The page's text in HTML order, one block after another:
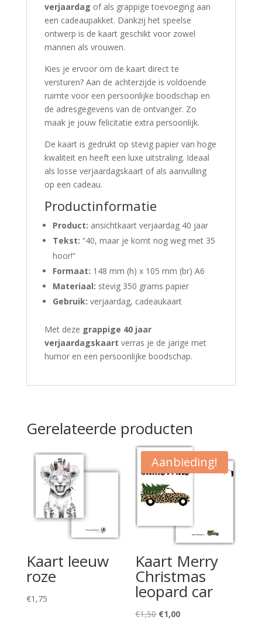
verjaardag of als grappige toevoeging aan
een cadeaupakket. Dankzij het speelse
ontwerp is de kaart geschikt voor zowel
mannen als vrouwen.
Kies je ervoor om de kaart direct te
versturen? Aan de achterzijde is voldoende
ruimte voor een persoonlijke boodschap en
de adresgegevens van de ontvanger. Zo
maak je jouw felicitatie extra persoonlijk.
De kaart is gedrukt op stevig papier van hoge
kwaliteit en heeft een luxe uitstraling. Ideaal
als losse verjaardagskaart of als aanvulling
op een cadeau.
Productinformatie
Product: ansichtkaart verjaardag 40 jaar
Tekst: “40, maar je komt nog weg met 35
hoor!”
Formaat: 148 mm (h) x 105 mm (br) A6
Materiaal: stevig 350 grams papier
Gebruik: verjaardag, cadeaukaart
Met deze grappige 40 jaar
verjaardagskaart verras je de jarige met
humor en een persoonlijke boodschap.
Gerelateerde producten
Kaart leeuw
roze
€1,75
Aanbieding!
Kaart Merry
Christmas
leopard car
€1,50 Oorspronkelijke
€1,00Huidige